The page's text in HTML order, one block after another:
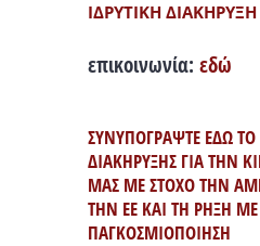
ΙΔΡΥΤΙΚΗ
επικοινωνία: εδώ
ΣΥΝΥΠΟΓΡΑΨΤΕ ΕΔΩ
ΔΙΑΚΗΡΥΞΗΣ ΓΙΑ ΤΗΝ
ΜΑΣ ΜΕ ΣΤΟΧΟ ΤΗΝ
ΤΗΝ ΕΕ ΚΑΙ ΤΗ ΡΗΞΗ
ΠΑΓΚΟΣΜΙΟΠΟΙΗΣΗ